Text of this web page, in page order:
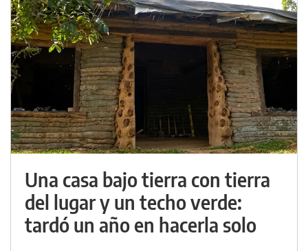
Una casa bajo tierra con tierra
del lugar y un techo verde:
tardó un año en hacerla solo